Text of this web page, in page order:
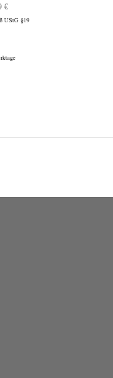
€Preisspanne:
199 €
UStG §19